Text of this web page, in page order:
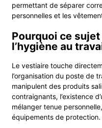
permettant de séparer
personnelles et les
Pourquoi ce
l’hygiène au
Le vestiaire touche
l’organisation du poste de
manipulent des produits
contraignants, l’existence
mélanger tenue
équipements de protection.